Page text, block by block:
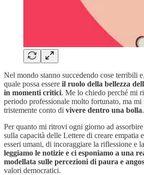
Nel mondo stanno succedendo cose terribili
quale possa essere il ruolo della bellezza
in momenti critici. Me lo chiedo perché mi
periodo professionale molto fortunato, ma mi
tristemente conto di vivere dentro una bolla.
Per quanto mi ritrovi ogni giorno ad
sulla capacità delle Lettere di creare empatia
esseri umani, di incoraggiare la riflessione e
leggiamo le notizie e ci esponiamo a una
modellata sulle percezioni di paura e
valori democratici.